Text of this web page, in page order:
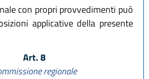
con propri provvedimenti può
applicative della presente
Art. 8
regionale